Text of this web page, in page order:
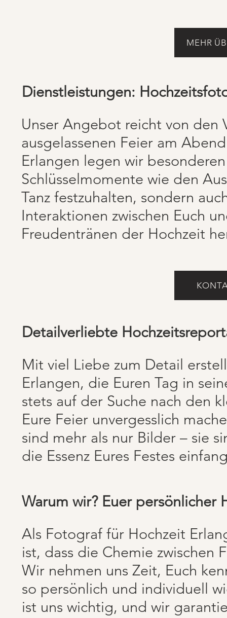
MEHR
Dienstleistungen:
Unser Angebot reicht von den
ausgelassenen Feier am
Erlangen legen wir
Schlüsselmomente wie den
Tanz festzuhalten, sondern
Interaktionen zwischen Euch
Freudentränen der Hochzeit
Detailverliebte
Mit viel Liebe zum Detail
Erlangen, die Euren Tag in
stets auf der Suche nach den
Eure Feier unvergesslich
sind mehr als nur Bilder – sie
die Essenz Eures Festes
Warum wir? Euer persönlicher
Als Fotograf für Hochzeit
ist, dass die Chemie
Wir nehmen uns Zeit, Euch
so persönlich und individuell
ist uns wichtig, und wir